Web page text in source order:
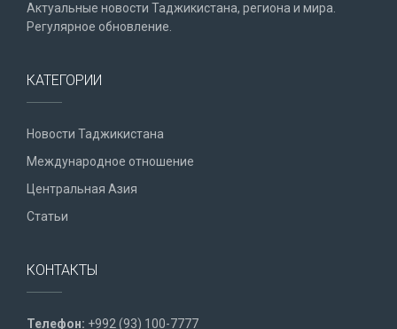
Актуальные новости Таджикистана, региона и мира.
Регулярное обновление.
КАТЕГОРИИ
Новости Таджикистана
Международное отношение
Центральная Азия
Статьи
КОНТАКТЫ
Телефон: +992 (93) 100-7777